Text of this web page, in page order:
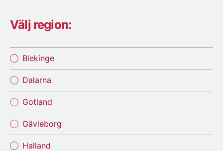
Välj region:
Blekinge
Dalarna
Gotland
Gävleborg
Halland